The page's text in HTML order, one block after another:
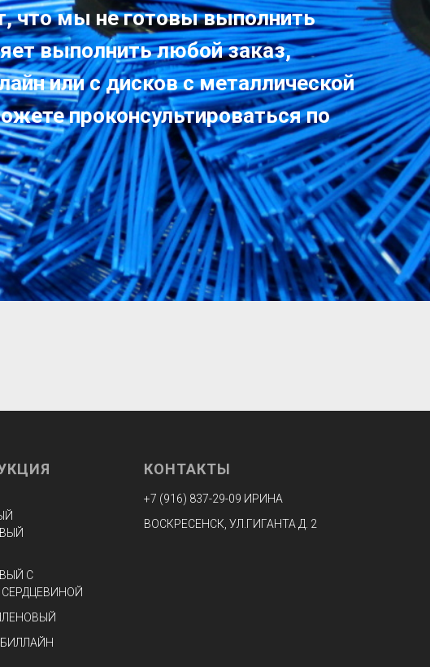
что мы не готовы выполнить
выполнить любой заказ,
или с дисков с металлической
проконсультироваться по
С
КОНТАКТЫ
+7 (916) 837-29-09 ИРИНА
ВОСКРЕСЕНСК, УЛ.ГИГАНТА Д. 2